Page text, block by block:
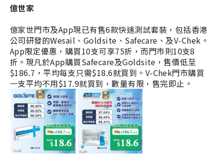
億世家
億家世門市及App現已有售6款快速測試套裝，包括香港
公司研發的Wesail、Goldsite、Safecare、及V-Chek。
App限定優惠，購買10支可享75折，而門市則10支8
折。現凡於App購買Safecare及Goldsite，售價低至
$186.7，平均每支只需$18.6就買到。V-Chek門市購買
一支平均不用$17.9就買到，數量有限，售完即止。